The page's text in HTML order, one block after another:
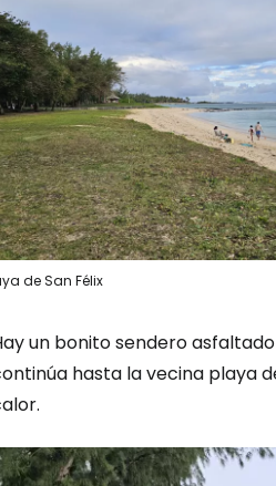
de San Félix
un bonito sendero
hasta la vecina playa